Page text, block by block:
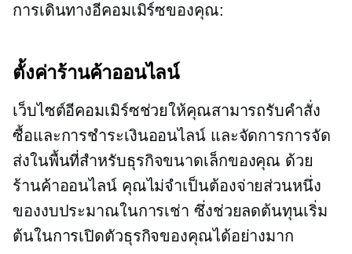
การเดินทางอีคอมเมิร์ซของคุณ:
ตั้งค่าร้านค้าออนไลน์
เว็บไซต์อีคอมเมิร์ซช่วยให้คุณสามารถรับคำสั่ง
ซื้อและการชำระเงินออนไลน์ และจัดการการจัด
ส่งในพื้นที่สำหรับธุรกิจขนาดเล็กของคุณ ด้วย
ร้านค้าออนไลน์ คุณไม่จำเป็นต้องจ่ายส่วนหนึ่ง
ของงบประมาณในการเช่า ซึ่งช่วยลดต้นทุนเริ่ม
ต้นในการเปิดตัวธุรกิจของคุณได้อย่างมาก